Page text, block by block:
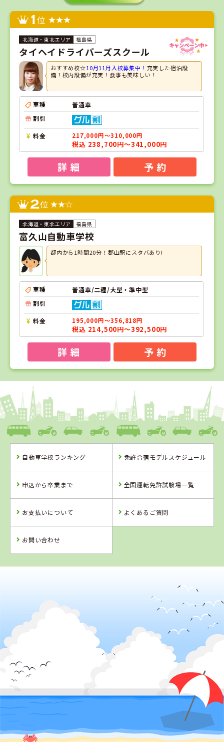
1位
福島県
タイヘイドライバーズスクール
おすすめ校☆10月11月入校募集中！ 充実した宿泊設
備！校内設備が充実！食事も美味しい！
車種
普通車
割引
料金 217,000円～310,000円
税込 238,700円～341,000円
詳 細 予 約
2位
福島県
富久山自動車学校
都内から1時間20分！郡山駅にスタバあり!
車種
普通車/二種/大型・準中型
割引
料金 195,000円～356,818円
税込 214,500円～392,500円
詳 細 予 約
1
福島県
タイヘイドライバーズスクール
詳 細 予 約
詳 細 予 約
バーズスクール
予 約
富久山自動車学
自動車学校ランキング 免許合宿モデルスケジュール
申込から卒業まで 全国運転免許試験場一覧
お支払いについて よくあるご質問
お問い合わせ